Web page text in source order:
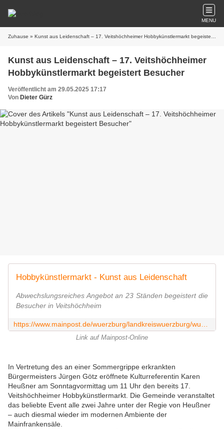
MENU
Zuhause » Kunst aus Leidenschaft – 17. Veitshöchheimer Hobbykünstlermarkt begeistert Besucher
Kunst aus Leidenschaft – 17. Veitshöchheimer
Hobbykünstlermarkt begeistert Besucher
Veröffentlicht am 29.05.2025 17:17
Von Dieter Gürz
Hobbykünstlermarkt - Kunst aus Leidenschaft
Abwechslungsreiches Angebot an 23 Ständen begeistert die
Besucher in Veitshöchheim
Link auf Mainpost-Online
In Vertretung des an einer Sommergrippe erkrankten
Bürgermeisters Jürgen Götz eröffnete Kulturreferentin Karen
Heußner am Sonntagvormittag um 11 Uhr den bereits 17.
Veitshöchheimer Hobbykünstlermarkt. Die Gemeinde veranstaltet
das beliebte Event alle zwei Jahre unter der Regie von Heußner
– auch diesmal wieder im modernen Ambiente der
Mainfrankensäle.